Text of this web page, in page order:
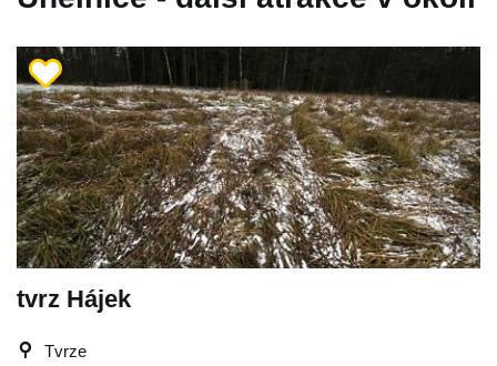
tvrz Hájek
Tvrze